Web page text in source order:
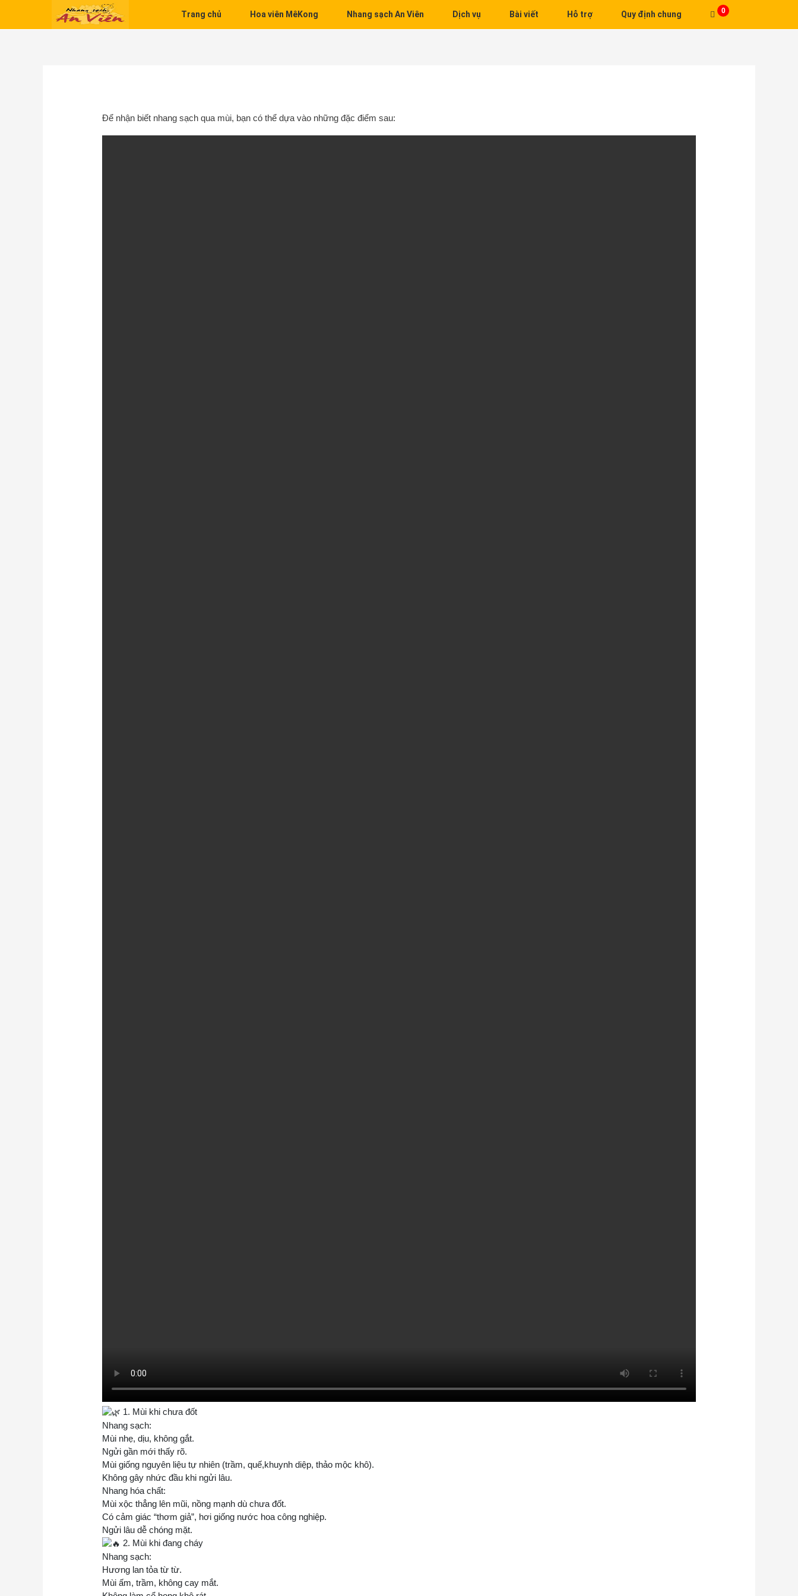
Trang chủ Hoa viên MêKong Nhang sạch An Viên Dịch vụ Bài viết Hỗ trợ Quy định chung 0
Để nhận biết nhang sạch qua mùi, bạn có thể dựa vào những đặc điểm sau:
1. Mùi khi chưa đốt
Nhang sạch:
Mùi nhẹ, dịu, không gắt.
Ngửi gần mới thấy rõ.
Mùi giống nguyên liệu tự nhiên (trầm, quế,khuynh diệp, thảo mộc khô).
Không gây nhức đầu khi ngửi lâu.
Nhang hóa chất:
Mùi xộc thẳng lên mũi, nồng mạnh dù chưa đốt.
Có cảm giác “thơm giả”, hơi giống nước hoa công nghiệp.
Ngửi lâu dễ chóng mặt.
2. Mùi khi đang cháy
Nhang sạch:
Hương lan tỏa từ từ.
Mùi ấm, trầm, không cay mắt.